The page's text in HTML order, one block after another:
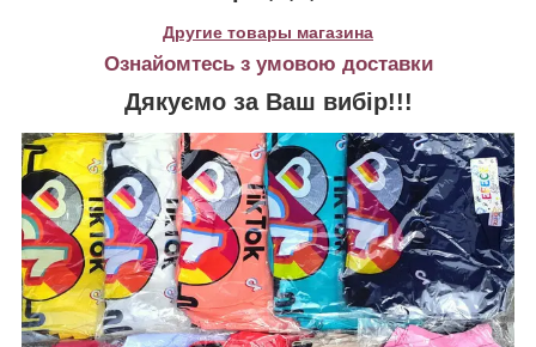
Другие товары магазина
Ознайомтесь з умовою доставки
Дякуємо за Ваш вибір!!!